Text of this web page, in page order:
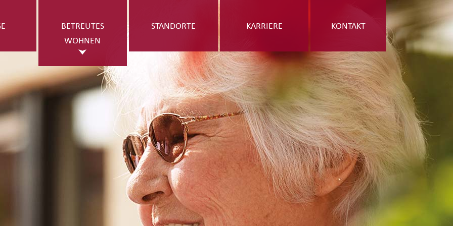
BETREUTES
WOHNEN
STANDORTE KARRIERE KONTAKT